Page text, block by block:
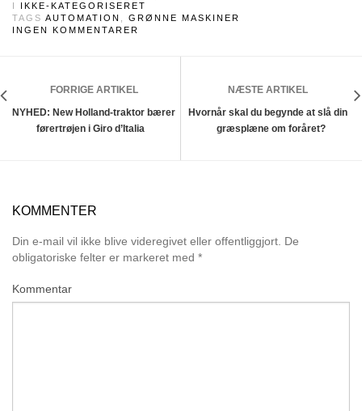
IKKE-KATEGORISERET
TAGS AUTOMATION , GRØNNE MASKINER
INGEN KOMMENTARER
FORRIGE ARTIKEL
NYHED: New Holland-traktor bærer
førertrøjen i Giro d’Italia
NÆSTE ARTIKEL
Hvornår skal du begynde at slå din
græsplæne om foråret?
KOMMENTER
Din e-mail vil ikke blive videregivet eller offentliggjort. De
obligatoriske felter er markeret med *
Kommentar